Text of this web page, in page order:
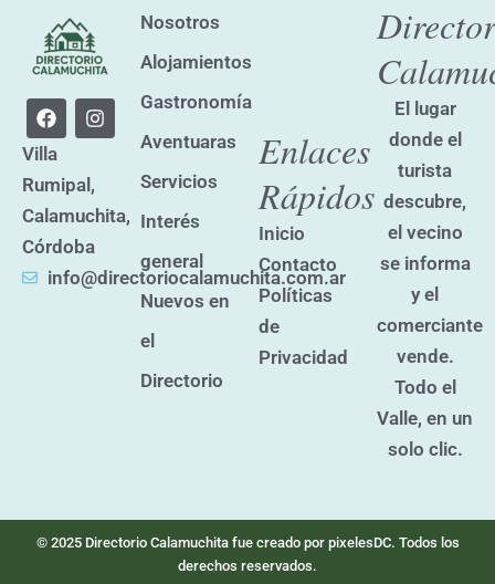
F
a
c
e
b
o
o
k
I
n
s
a
g
r
a
m
Villa
Rumipal,
Calamuchita,
Córdoba
info@directoriocalamuchita.com.ar
Nosotros
Alojamientos
Gastronomía
Aventuaras
Servicios
Interés
general
Nuevos en
el
Directorio
Enlaces
Rápidos
Inicio
Contacto
Políticas
de
Privacidad
El lugar
donde el
turista
descubre,
el vecino
se informa
y el
comerciante
vende.
Todo el
Valle, en un
solo clic.
© 2025 Directorio Calamuchita fue creado por pixelesDC. Todos los
derechos reservados.